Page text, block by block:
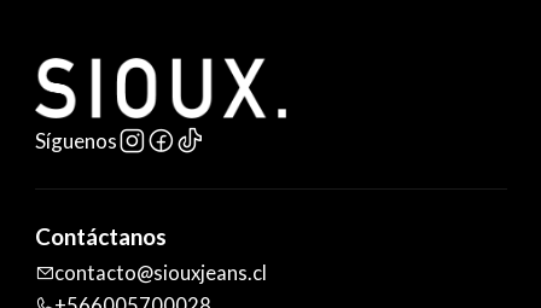
Síguenos
Contáctanos
contacto@siouxjeans.cl